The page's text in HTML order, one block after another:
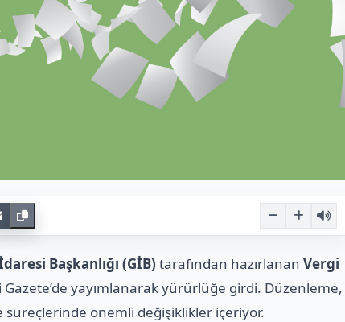
Başkanlığı (GİB) tarafından hazırlanan Vergi
Gazete’de yayımlanarak yürürlüğe girdi. Düzenleme,
önemli değişiklikler içeriyor.